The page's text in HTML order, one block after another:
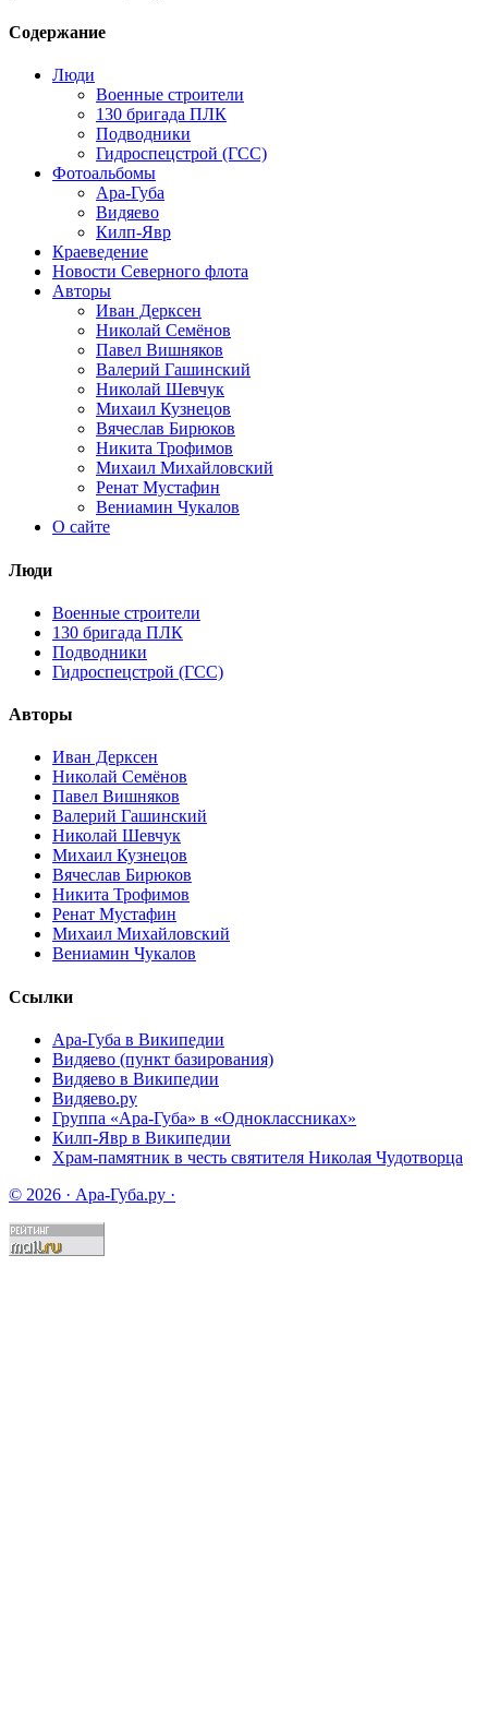
Содержание
Люди
Военные строители
130 бригада ПЛК
Подводники
Гидроспецстрой (ГСС)
Фотоальбомы
Ара-Губа
Видяево
Килп-Явр
Краеведение
Новости Северного флота
Авторы
Иван Дерксен
Николай Семёнов
Павел Вишняков
Валерий Гашинский
Николай Шевчук
Михаил Кузнецов
Вячеслав Бирюков
Никита Трофимов
Михаил Михайловский
Ренат Мустафин
Вениамин Чукалов
О сайте
Люди
Военные строители
130 бригада ПЛК
Подводники
Гидроспецстрой (ГСС)
Авторы
Иван Дерксен
Николай Семёнов
Павел Вишняков
Валерий Гашинский
Николай Шевчук
Михаил Кузнецов
Вячеслав Бирюков
Никита Трофимов
Ренат Мустафин
Михаил Михайловский
Вениамин Чукалов
Ссылки
Ара-Губа в Википедии
Видяево (пункт базирования)
Видяево в Википедии
Видяево.ру
Группа «Ара-Губа» в «Одноклассниках»
Килп-Явр в Википедии
Храм-памятник в честь святителя Николая Чудотворца
© 2026 · Ара-Губа.ру ·